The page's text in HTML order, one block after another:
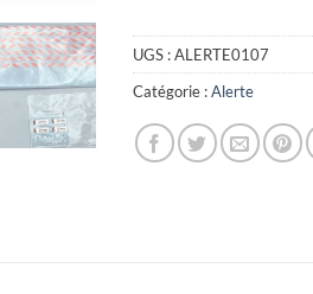
UGS :ALERTE0107
Catégorie :Alerte